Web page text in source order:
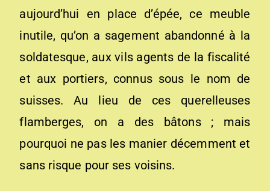
aujourd’hui en place d’épée, ce meuble
inutile, qu’on a sagement abandonné à la
soldatesque, aux vils agents de la fiscalité
et aux portiers, connus sous le nom de
suisses. Au lieu de ces querelleuses
flamberges, on a des bâtons ; mais
pourquoi ne pas les manier décemment et
sans risque pour ses voisins.